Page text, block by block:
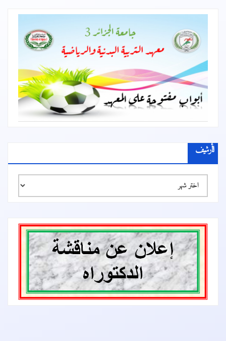
الأرشيف
الأرشيف